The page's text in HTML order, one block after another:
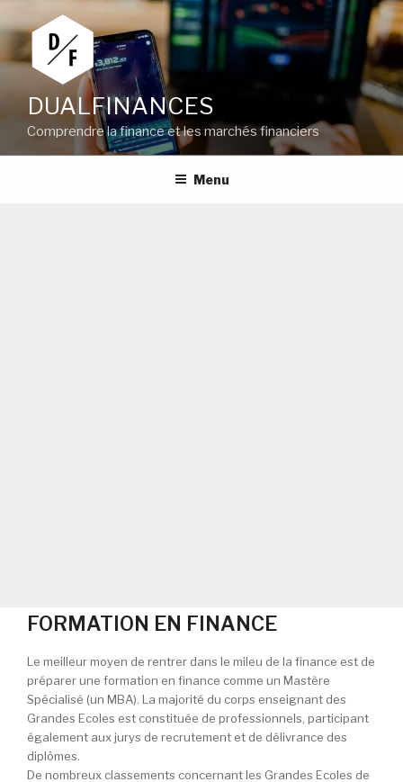
au
contenu
principal
DUALFINANCES
Comprendre la finance et les marchés financiers
Menu
FORMATION EN FINANCE
Le meilleur moyen de rentrer dans le mileu de la finance est de
préparer une formation en finance comme un Mastère
Spécialisé (un MBA). La majorité du corps enseignant des
Grandes Ecoles est constituée de professionnels, participant
également aux jurys de recrutement et de délivrance des
diplômes.
De nombreux classements concernant les Grandes Ecoles de